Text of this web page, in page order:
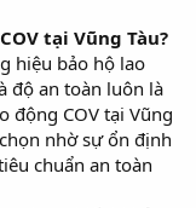
tại Vũng Tàu?
hiệu bảo hộ lao
độ an toàn luôn là
động COV tại Vũng
nhờ sự ổn định
chuẩn an toàn